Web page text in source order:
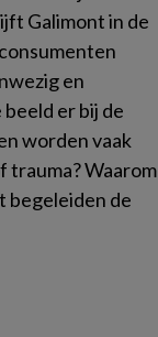
Galimont in de
en
er bij de
worden vaak
trauma? Waarom
begeleiden de